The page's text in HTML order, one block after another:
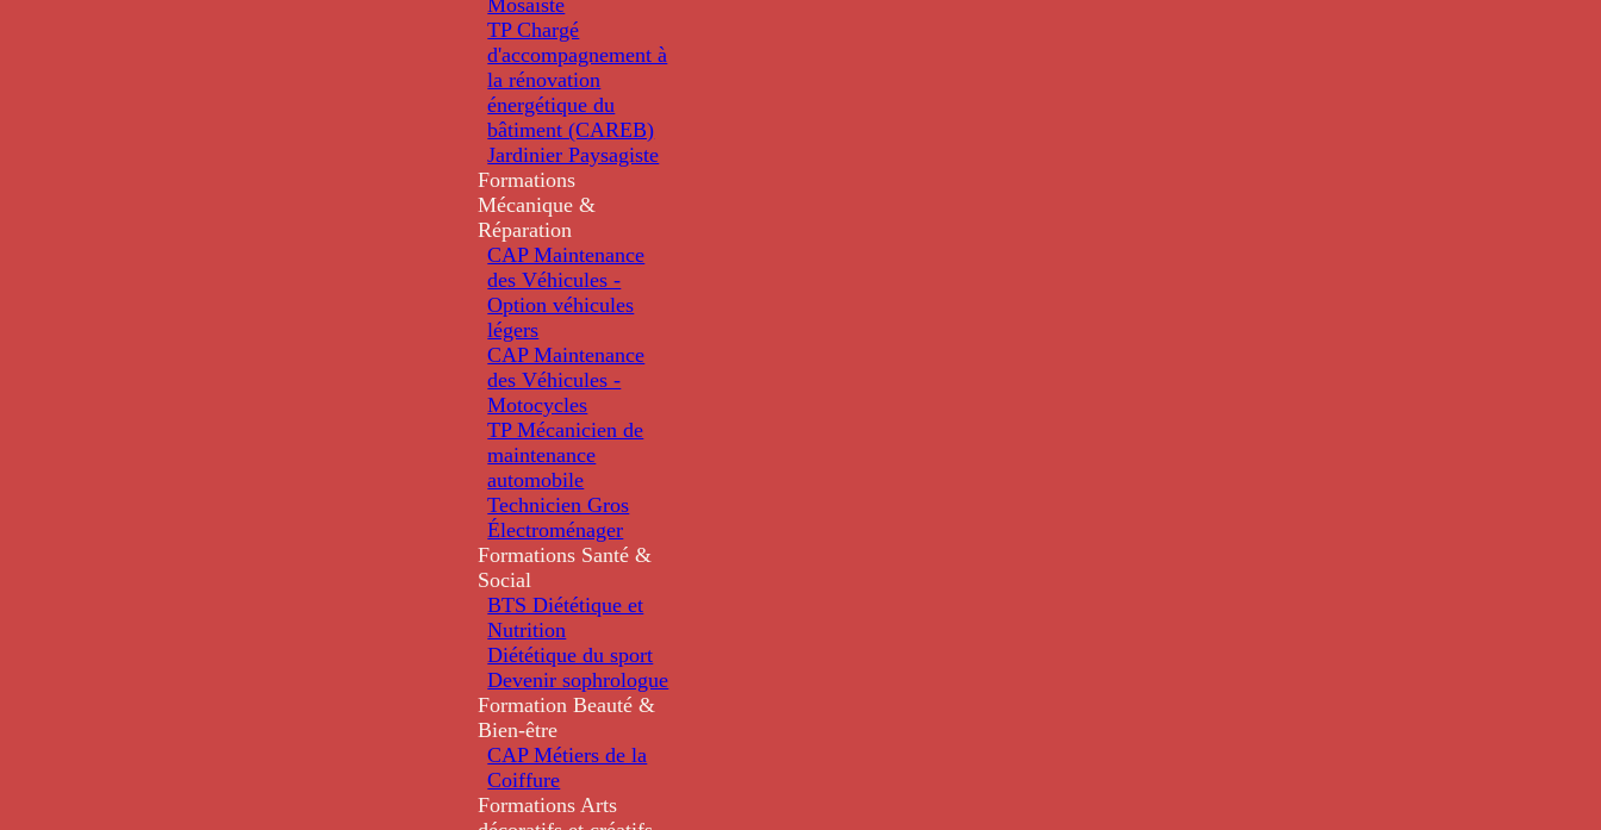
TP Chargé
d'accompagnement à
la rénovation
énergétique du
bâtiment (CAREB)
Jardinier Paysagiste
Formations
Mécanique &
Réparation
CAP Maintenance
des Véhicules -
Option véhicules
légers
CAP Maintenance
des Véhicules -
Motocycles
TP Mécanicien de
maintenance
automobile
Technicien Gros
Électroménager
Formations Santé &
Social
BTS Diététique et
Nutrition
Diététique du sport
Devenir sophrologue
Formation Beauté &
Bien-être
CAP Métiers de la
Coiffure
Formations Arts